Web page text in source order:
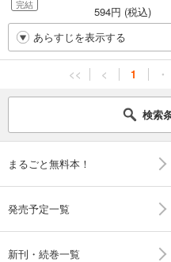
完結
594円 (税込)
あらすじを表示する
<< < 1 ・
検索
まるごと無料本！
発売予定一覧
新刊・続巻一覧